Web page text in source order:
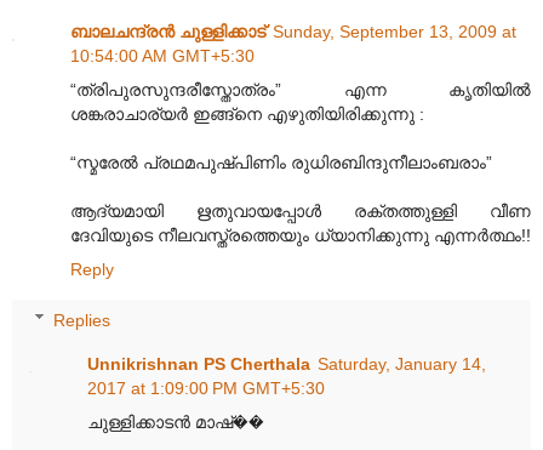
ബാലചന്ദ്രൻ ചുള്ളിക്കാട് Sunday, September 13, 2009 at
10:54:00 AM GMT+5:30
“ത്രിപുരസുന്ദരീസ്തോത്രം” എന്ന കൃതിയിൽ
ശങ്കരാചാര്യർ ഇങ്ങ്നെ എഴുതിയിരിക്കുന്നു :
“സ്മരേൽ പ്രഥമപുഷ്പിണിം രുധിരബിന്ദുനീലാംബരാം”
ആദ്യമായി ഋതുവായപ്പോൾ രക്തത്തുള്ളി വീണ
ദേവിയുടെ നീലവസ്ത്രത്തെയും ധ്യാനിക്കുന്നു എന്നർത്ഥം!!
Reply
Replies
Unnikrishnan PS Cherthala Saturday, January 14,
2017 at 1:09:00 PM GMT+5:30
ചുള്ളിക്കാടൻ മാഷ്��